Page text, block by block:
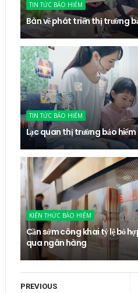
TIN TỨC BẢO HIỂM
Bàn về phát triển thị trường
TIN TỨC BẢO HIỂM
Lạc quan thị trường bảo
KIẾN THỨC BẢO HIỂM
Cần sớm công khai tỷ lệ bỏ
qua ngân hàng
PREVIOUS